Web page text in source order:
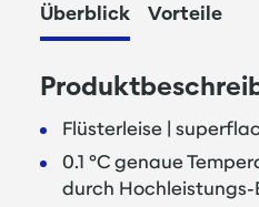
Überblick Vorteile
Flüsterleise |
0.1 °C genaue
durch